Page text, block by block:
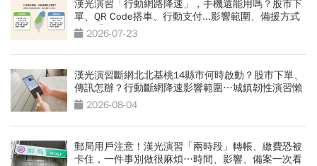
漢光演習「行動網路降速」，手機還能用嗎？股市下
單、QR Code搭車、行動支付...影響範圍、備援方式
一次看
2026-07-23
漢光演習斷網北北基桃14縣市何時啟動？股市下單、
傳訊怎辦？行動斷網降速影響範圍…城鎮韌性演習懶
人包2026-08-04
郵局用戶注意！漢光演習「兩時段」轉帳、繳費恐被
卡住，一件事別做很麻煩…時間、影響、備案一次看